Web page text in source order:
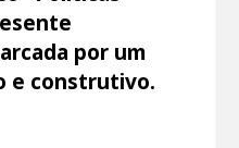
por um
e construtivo.